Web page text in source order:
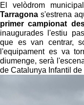
El velòdrom
Tarragona s'estrena
primer campionat
inaugurades l'estiu
que es van centrar,
l'equipament es va
diumenge, serà
de Catalunya Infantil de